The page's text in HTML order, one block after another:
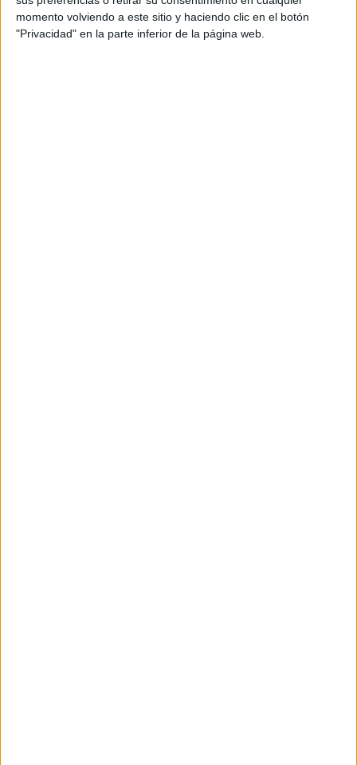
momento volviendo a este sitio y haciendo clic en el botón
"Privacidad" en la parte inferior de la página web.